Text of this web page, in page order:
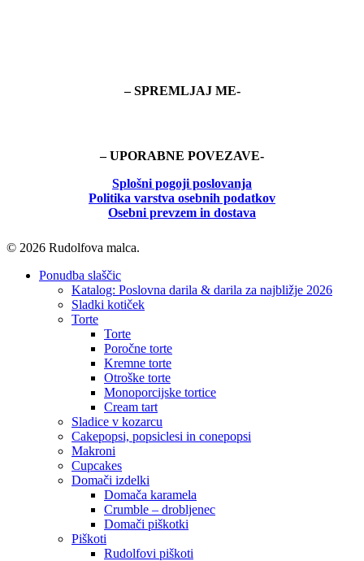
– SPREMLJAJ ME-
– UPORABNE POVEZAVE-
Splošni pogoji poslovanja
Politika varstva osebnih podatkov
Osebni prevzem in dostava
© 2026 Rudolfova malca.
Close
Ponudba slaščic
Katalog: Poslovna darila & darila za najbližje 2026
Sladki kotiček
Torte
Torte
Poročne torte
Kremne torte
Otroške torte
Monoporcijske tortice
Cream tart
Sladice v kozarcu
Cakepopsi, popsiclesi in conepopsi
Makroni
Cupcakes
Domači izdelki
Domača karamela
Crumble – drobljenec
Domači piškotki
Piškoti
Rudolfovi piškoti